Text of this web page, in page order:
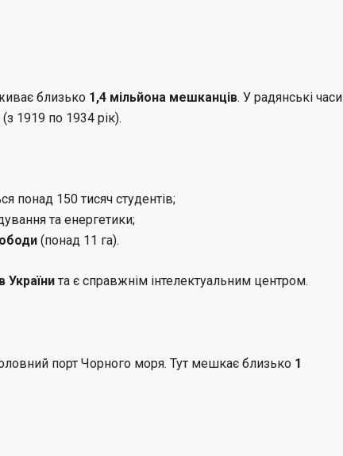
близько 1,4 мільйона мешканців. У радянські часи
1919 по 1934 рік).
понад 150 тисяч студентів;
та енергетики;
(понад 11 га).
Українита є справжнім інтелектуальним центром.
порт Чорного моря. Тут мешкає близько 1